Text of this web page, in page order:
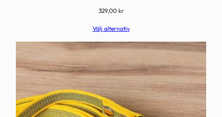
329,00 kr
Välj alternativ